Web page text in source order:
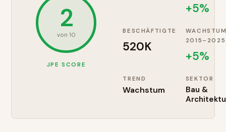
2
von 10
JPE SCORE
+5%
BESCHÄFTIGTE
520K
2015–2025
+5%
TREND
Wachstum
SEKTOR
Bau &